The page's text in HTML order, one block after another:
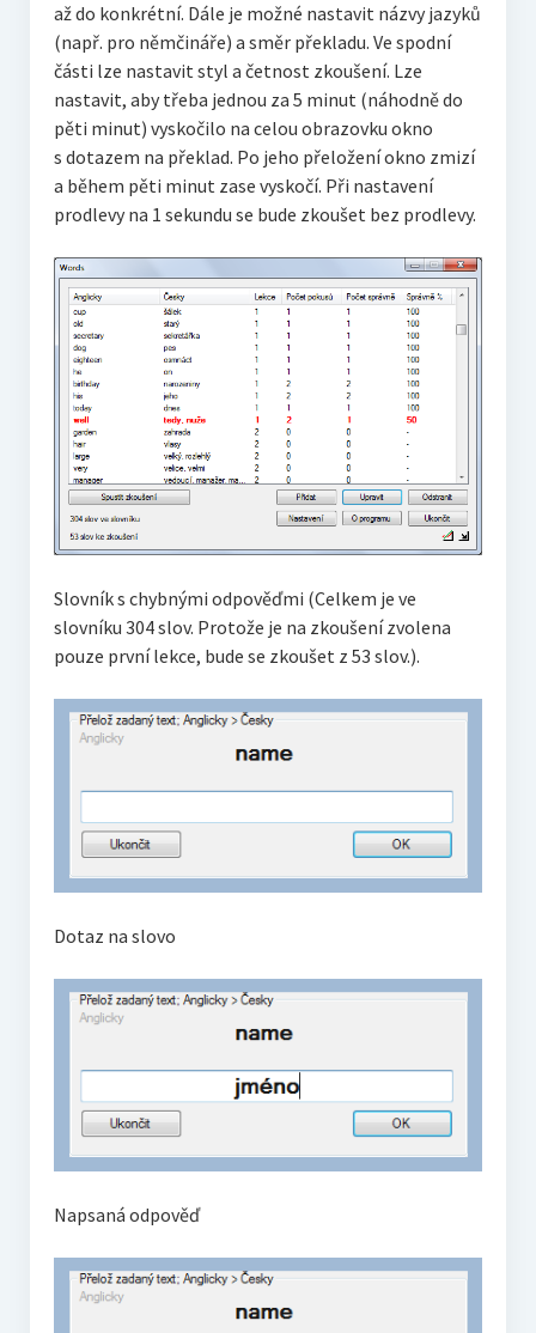
až do konkrétní. Dále je možné nastavit názvy jazyků
(např. pro němčináře) a směr překladu. Ve spodní
části lze nastavit styl a četnost zkoušení. Lze
nastavit, aby třeba jednou za 5 minut (náhodně do
pěti minut) vyskočilo na celou obrazovku okno
s dotazem na překlad. Po jeho přeložení okno zmizí
a během pěti minut zase vyskočí. Při nastavení
prodlevy na 1 sekundu se bude zkoušet bez prodlevy.
Slovník s chybnými odpověďmi (Celkem je ve
slovníku 304 slov. Protože je na zkoušení zvolena
pouze první lekce, bude se zkoušet z 53 slov.).
Dotaz na slovo
Napsaná odpověď